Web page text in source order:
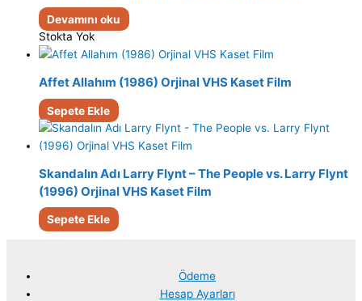
Devamını oku
Stokta Yok
Affet Allahım (1986) Orjinal VHS Kaset Film
Sepete Ekle
Skandalın Adı Larry Flynt – The People vs. Larry Flynt
(1996) Orjinal VHS Kaset Film
Sepete Ekle
Ödeme
Hesap Ayarları